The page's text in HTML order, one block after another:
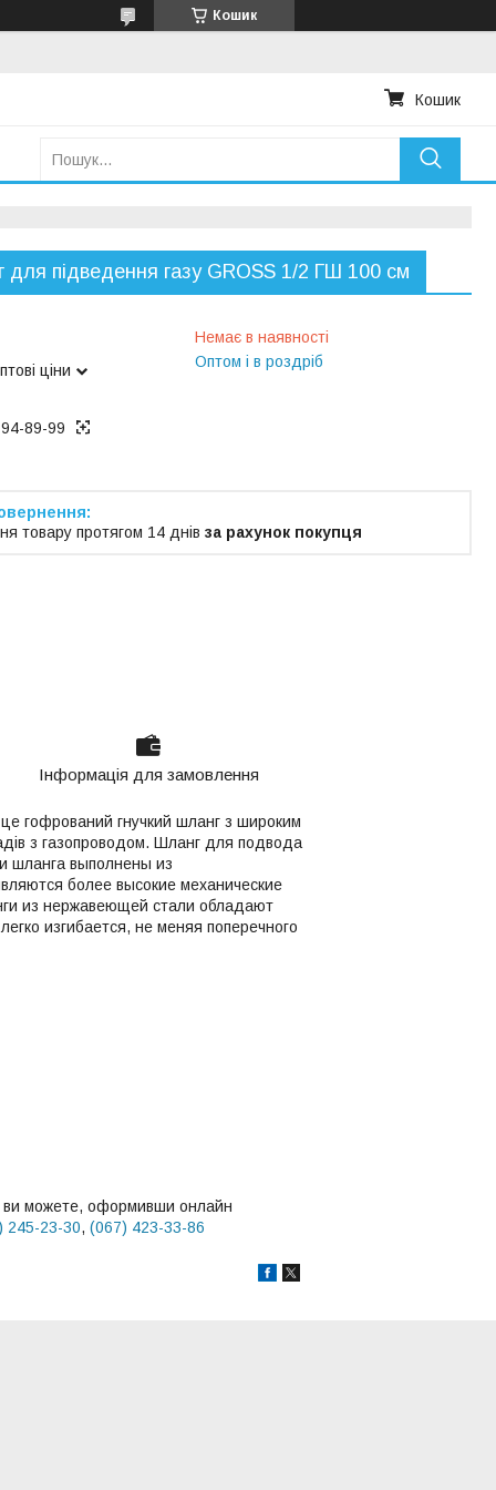
Кошик
Кошик
для підведення газу GROSS 1/2 ГШ 100 см
ціни
Немає в наявності
Оптом і в роздріб
89-99
товару протягом 14 днів за рахунок покупця
Інформація для замовлення
це гофрований гнучкий шланг з широким
з газопроводом. Шланг для подвода
шланга выполнены из
более высокие механические
из нержавеющей стали обладают
изгибается, не меняя поперечного
ви можете, оформивши онлайн
245-23-30, (067) 423-33-86